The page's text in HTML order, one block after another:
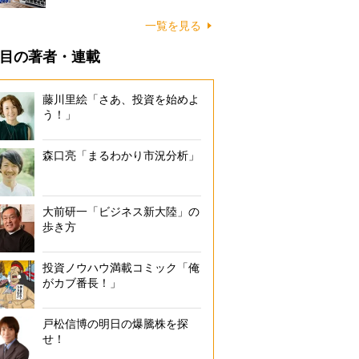
一覧を見る
の著者・連載
藤川里絵「さあ、投資を始めよ
う！」
森口亮「まるわかり市況分析」
大前研一「ビジネス新大陸」の
歩き方
投資ノウハウ満載コミック「俺
がカブ番長！」
戸松信博の明日の爆騰株を探
せ！